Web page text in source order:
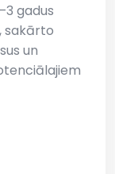
gadus
sakārto
un